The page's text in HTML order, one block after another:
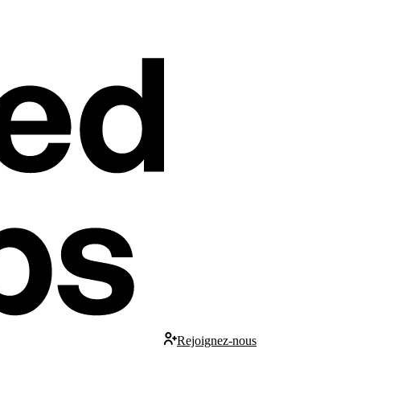
Rejoignez-nous